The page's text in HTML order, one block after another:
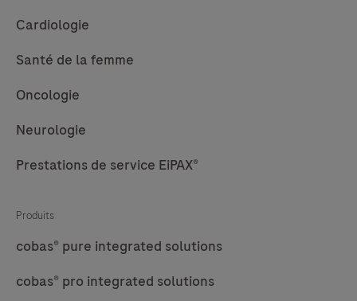
Cardiologie
Santé de la femme
Oncologie
Neurologie
Prestations de service EiPAX®
Produits
cobas® pure integrated solutions
cobas® pro integrated solutions